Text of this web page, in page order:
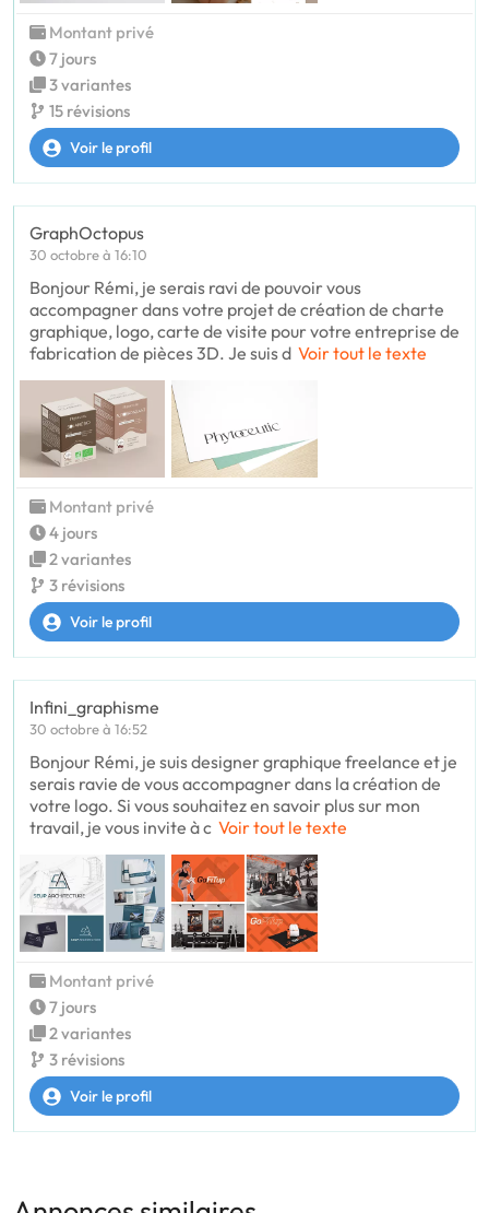
Montant privé
7 jours
3 variantes
15 révisions
Voir le profil
GraphOctopus
30 octobre à 16:10
Bonjour Rémi, je serais ravi de pouvoir vous
accompagner dans votre projet de création de charte
graphique, logo, carte de visite pour votre entreprise de
fabrication de pièces 3D. Je suis d Voir tout le texte
Montant privé
4 jours
2 variantes
3 révisions
Voir le profil
Infini_graphisme
30 octobre à 16:52
Bonjour Rémi, je suis designer graphique freelance et je
serais ravie de vous accompagner dans la création de
votre logo. Si vous souhaitez en savoir plus sur mon
travail, je vous invite à c Voir tout le texte
Montant privé
7 jours
2 variantes
3 révisions
Voir le profil